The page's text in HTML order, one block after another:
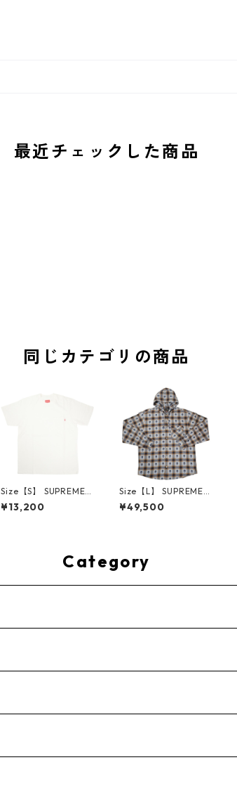
最近チェックした商品
同じカテゴリの商品
Size【S】 SUPREME
シュプリーム S/S Poc
ket Tee White Tシャ
¥13,200
Size【L】 SUPREME
シュプリーム ×Numbe
r (N)ine 25FW Hoode
¥49,500
Category